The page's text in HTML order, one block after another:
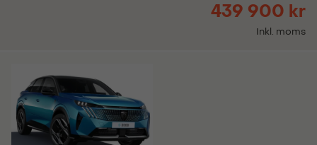
439 900 kr
Inkl. moms